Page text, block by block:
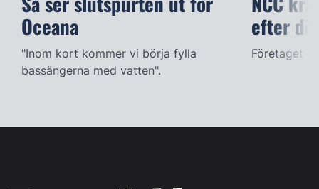
Oceana
"Inom kort kommer vi börja fylla
bassängerna med vatten".
efter
Företaget